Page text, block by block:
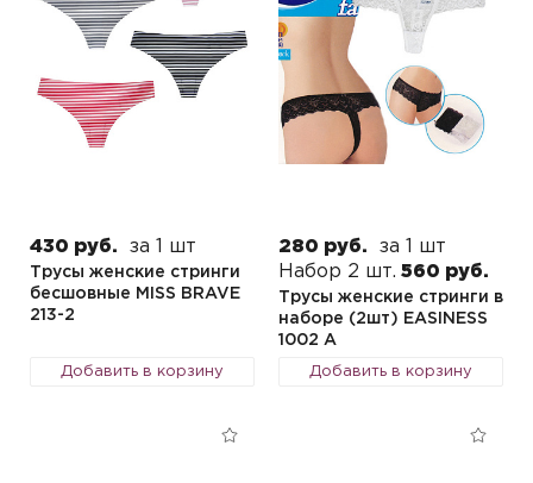
430 руб. за 1 шт
Трусы женские стринги
бесшовные MISS BRAVE
213-2
Добавить в корзину
280 руб.
за 1 шт
Набор 2 шт. 560 руб.
Трусы женские стринги в
наборе (2шт) EASINESS
1002 A
Добавить в корзину